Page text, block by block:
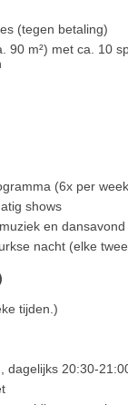
(tegen betaling)
90 m²) met ca. 10
(6x per
shows
en dansavond
nacht (elke
tijden.)
dagelijks 20:30-